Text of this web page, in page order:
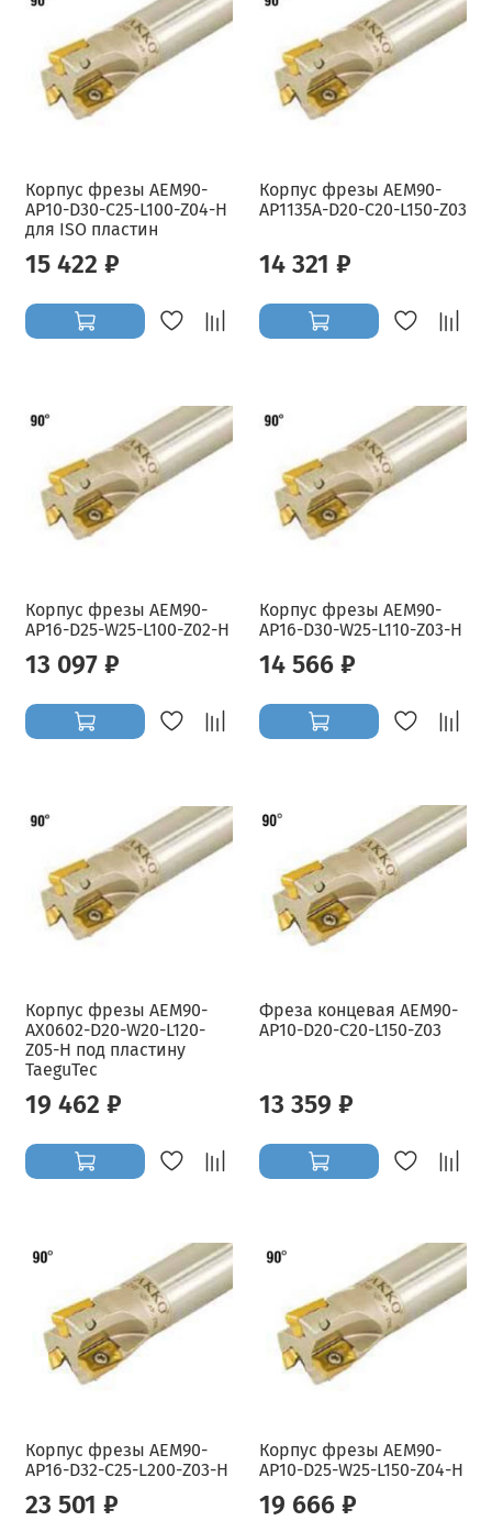
Корпус фрезы AEM90-
AP10-D30-C25-L100-Z04-H
для ISO пластин
15 422 ₽
Корпус фрезы AEM90-
AP1135A-D20-C20-L150-Z03
14 321 ₽
Корпус фрезы AEM90-
AP16-D25-W25-L100-Z02-H
13 097 ₽
Корпус фрезы AEM90-
AP16-D30-W25-L110-Z03-H
14 566 ₽
Корпус фрезы AEM90-
AX0602-D20-W20-L120-
Z05-H под пластину
TaeguTec
19 462 ₽
Фреза концевая AEM90-
AP10-D20-C20-L150-Z03
13 359 ₽
Корпус фрезы AEM90-
AP16-D32-C25-L200-Z03-H
23 501 ₽
Корпус фрезы AEM90-
AP10-D25-W25-L150-Z04-H
19 666 ₽